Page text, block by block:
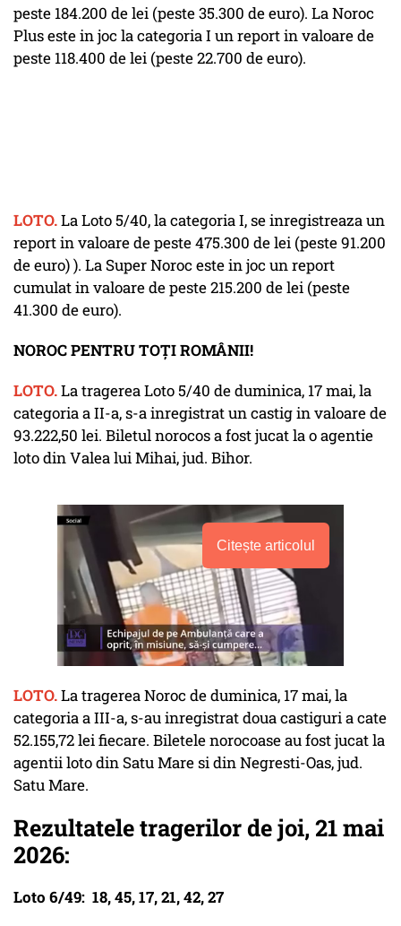
peste 184.200 de lei (peste 35.300 de euro). La Noroc
Plus este in joc la categoria I un report in valoare de
peste 118.400 de lei (peste 22.700 de euro).
LOTO.La Loto 5/40, la categoria I, se inregistreaza un
report in valoare de peste 475.300 de lei (peste 91.200
de euro) ). La Super Noroc este in joc un report
cumulat in valoare de peste 215.200 de lei (peste
41.300 de euro).
NOROC PENTRU TOȚI ROMÂNII!
LOTO.La tragerea Loto 5/40 de duminica, 17 mai, la
categoria a II-a, s-a inregistrat un castig in valoare de
93.222,50 lei. Biletul norocos a fost jucat la o agentie
loto din Valea lui Mihai, jud. Bihor.
Citește articolul
LOTO.La tragerea Noroc de duminica, 17 mai, la
categoria a III-a, s-au inregistrat doua castiguri a cate
52.155,72 lei fiecare. Biletele norocoase au fost jucat la
agentii loto din Satu Mare si din Negresti-Oas, jud.
Satu Mare.
Rezultatele tragerilor de joi, 21 mai
2026:
Loto 6/49: 18, 45, 17, 21, 42, 27